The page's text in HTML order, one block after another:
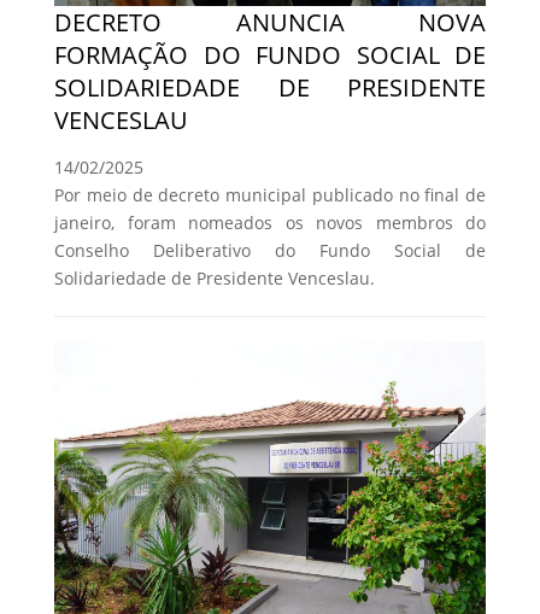
DECRETO ANUNCIA NOVA
FORMAÇÃO DO FUNDO SOCIAL DE
SOLIDARIEDADE DE PRESIDENTE
VENCESLAU
14/02/2025
Por meio de decreto municipal publicado no final de
janeiro, foram nomeados os novos membros do
Conselho Deliberativo do Fundo Social de
Solidariedade de Presidente Venceslau.